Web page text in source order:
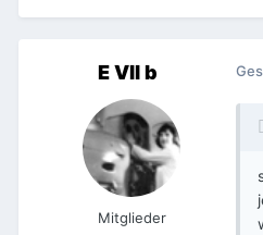
E VII b
Mitglieder